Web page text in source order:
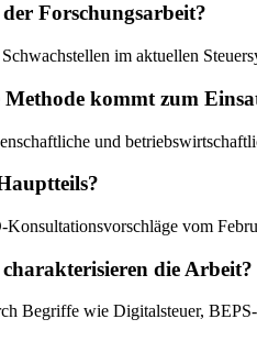
Forschungsarbeit?
im aktuellen
Methode kommt zum
und
vom
charakterisieren die Arbeit?
Begriffe wie Digitalsteuer,